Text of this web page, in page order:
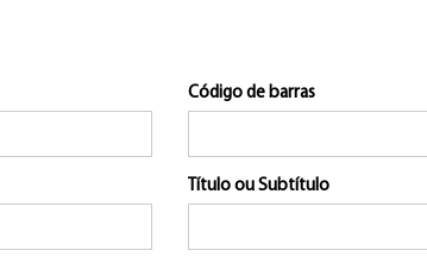
Código de barras
Título ou Subtítulo